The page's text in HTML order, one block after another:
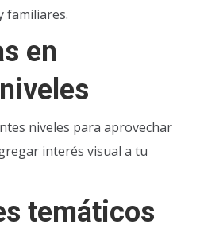
familiares.
en
niveles para aprovechar
interés visual a tu
temáticos